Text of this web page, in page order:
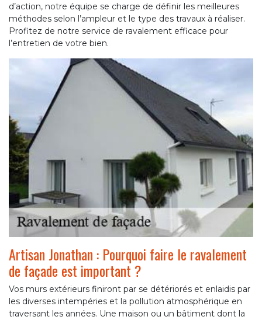
d’action, notre équipe se charge de définir les meilleures
méthodes selon l’ampleur et le type des travaux à réaliser.
Profitez de notre service de ravalement efficace pour
l’entretien de votre bien.
Artisan Jonathan : Pourquoi faire le ravalement
de façade est important ?
Vos murs extérieurs finiront par se détériorés et enlaidis par
les diverses intempéries et la pollution atmosphérique en
traversant les années. Une maison ou un bâtiment dont la